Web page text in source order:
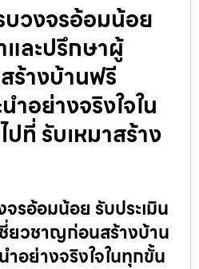
วงจรอ้อมน้อย
และปรึกษาผู้
ร้างบ้านฟรี
ำอย่างจริงใจใน
ที่ รับเหมาสร้าง
รอ้อมน้อย รับประเมิน
ยวชาญก่อนสร้างบ้าน
อย่างจริงใจในทุกขั้น